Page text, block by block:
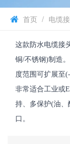
首页 / 电缆
这款防水电缆接
铜/不锈钢)制造
度范围可扩展至
非常适合工业或
持、多保护(油
口。